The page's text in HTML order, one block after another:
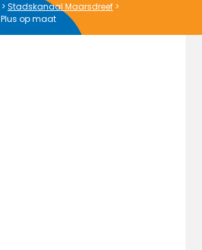
> Stadskanaal Maarsdreef >
Plus op maat